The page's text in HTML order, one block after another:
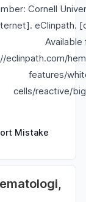
Cornell
eClinpath.
Available
eclinpath.com/
features/
cells/reactive/
Mistake